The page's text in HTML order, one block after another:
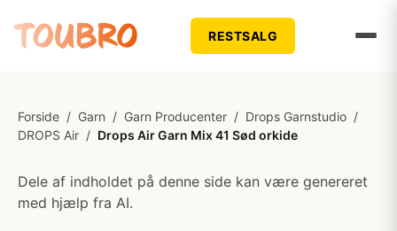
RESTSALG
Forside / Garn / Garn Producenter / Drops Garnstudio /
DROPS Air / Drops Air Garn Mix 41 Sød orkide
Dele af indholdet på denne side kan være genereret
med hjælp fra AI.